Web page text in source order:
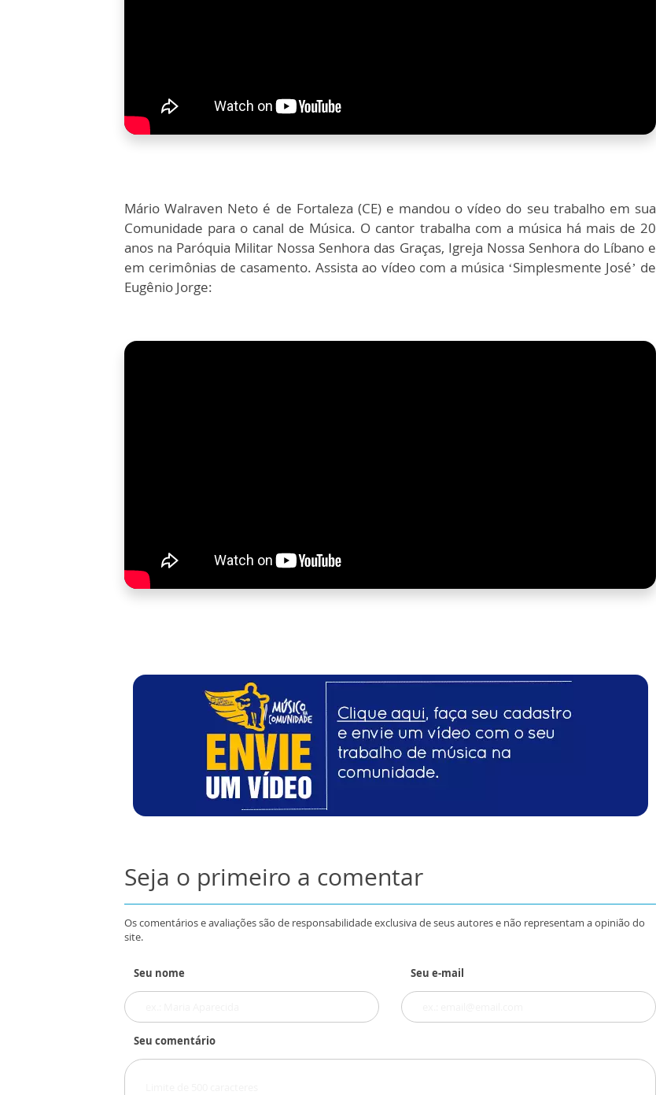
Mário Walraven Neto é de Fortaleza (CE) e mandou o vídeo do seu trabalho em sua
Comunidade para o canal de Música. O cantor trabalha com a música há mais de 20
anos na Paróquia Militar Nossa Senhora das Graças, Igreja Nossa Senhora do Líbano e
em cerimônias de casamento. Assista ao vídeo com a música ‘Simplesmente José’ de
Eugênio Jorge:
Seja o primeiro a comentar
Os comentários e avaliações são de responsabilidade exclusiva de seus autores e não representam a opinião do
site.
Seu nome Seu e-mail
Seu comentário